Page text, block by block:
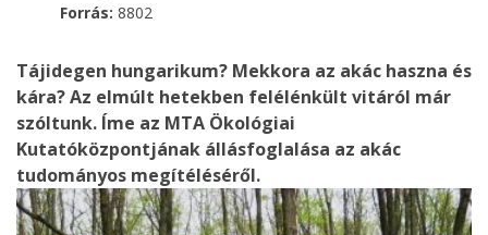
Forrás: 8802
Tájidegen hungarikum? Mekkora az akác haszna és
kára? Az elmúlt hetekben felélénkült vitáról már
szóltunk. Íme az MTA Ökológiai
Kutatóközpontjának állásfoglalása az akác
tudományos megítéléséről.